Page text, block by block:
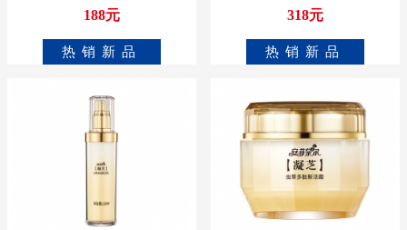
188元
热销新品
318元
热销新品